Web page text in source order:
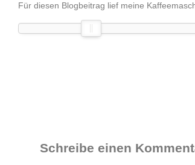
Für diesen Blogbeitrag lief meine
Schreibe einen